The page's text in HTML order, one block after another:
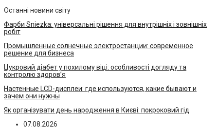
Останні новини світу
Фарби Sniezka: універсальні рішення для внутрішніх і зовнішніх
робіт
Промышленные солнечные электростанции: современное
решение для бизнеса
Цукровий діабет у похилому віці: особливості догляду та
контролю здоров’я
Настенные LCD-дисплеи: где используются, какие бывают и
зачем они нужны
Як організувати день народження в Києві: покроковий гід
07.08.2026